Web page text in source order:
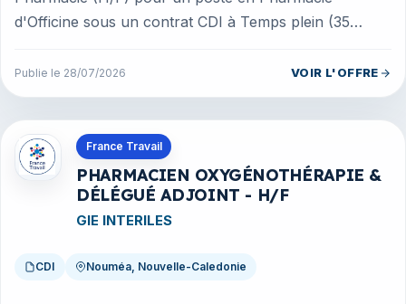
d'Officine sous un contrat CDI à Temps plein (35
Publie le 28/07/2026 VOIR L'OFFRE
France Travail
PHARMACIEN OXYGÉNOTHÉRAPIE &
DÉLÉGUÉ ADJOINT - H/F
GIE INTERILES
CDI Nouméa, Nouvelle-Caledonie
Offres en Nouvelle-Caledonie